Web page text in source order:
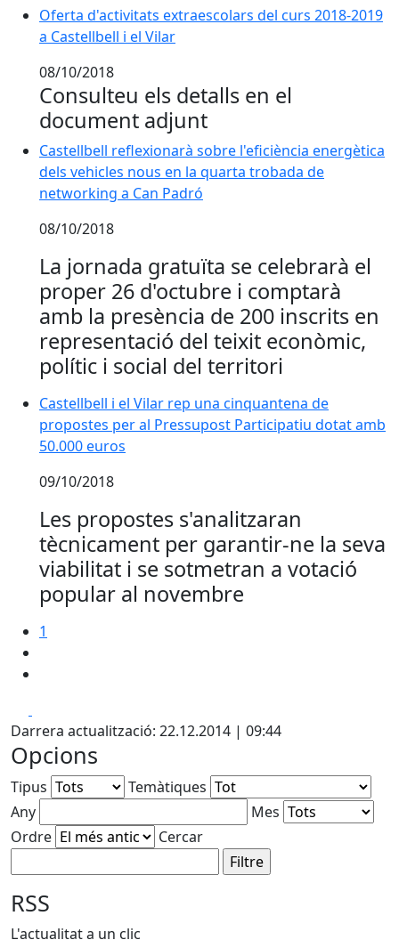
Oferta d'activitats extraescolars del curs 2018-2019 a
Oferta d'activitats extraescolars del curs 2018-2019
a Castellbell i el Vilar
08/10/2018
Consulteu els detalls en el
document adjunt
Castellbell reflexionarà sobre l'eficiència energètica
Castellbell reflexionarà sobre l'eficiència energètica
dels vehicles nous en la quarta trobada de
networking a Can Padró
08/10/2018
La jornada gratuïta se celebrarà el
proper 26 d'octubre i comptarà
amb la presència de 200 inscrits en
representació del teixit econòmic,
polític i social del territori
Castellbell i el Vilar rep una cinquantena de
propostes per al Pressupost Participatiu dotat amb
50.000 euros
09/10/2018
Les propostes s'analitzaran
tècnicament per garantir-ne la seva
viabilitat i se sotmetran a votació
popular al novembre
1
Darrera actualització: 22.12.2014 | 09:44
Opcions
Tipus
Temàtiques
Any
Mes
Ordre
Cercar
RSS
L'actualitat a un clic